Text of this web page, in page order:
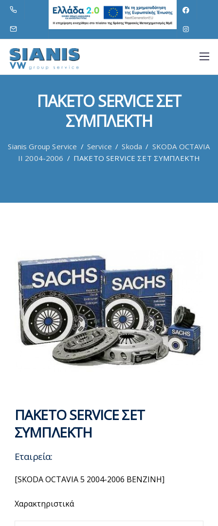
ΠΑΚΕΤΟ SERVICE ΣΕΤ
ΣΥΜΠΛΕΚΤΗ
Sianis Group Service / Service / Skoda / SKODA OCTAVIA
II 2004-2006 / ΠΑΚΕΤΟ SERVICE ΣΕΤ ΣΥΜΠΛΕΚΤΗ
ΠΑΚΕΤΟ SERVICE ΣΕΤ
ΣΥΜΠΛΕΚΤΗ
Εταιρεία:
[SKODA OCTAVIA 5 2004-2006 BENZINH]
Χαρακτηριστικά